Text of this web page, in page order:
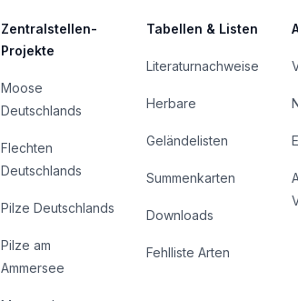
Zentralstellen-
Projekte
Moose
Deutschlands
Flechten
Deutschlands
Pilze Deutschlands
Pilze am
Ammersee
Tabellen & Listen
Literaturnachweise
Herbare
Geländelisten
Summenkarten
Downloads
Fehlliste Arten